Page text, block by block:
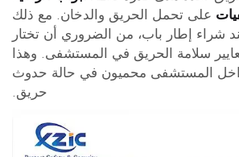
على تحمل الحريق والدخان. مع ذلك
شراء إطار باب، من الضروري أن تختار
سلامة الحريق في المستشفى. وهذا
المستشفى محميون في حالة حدوث
حريق.